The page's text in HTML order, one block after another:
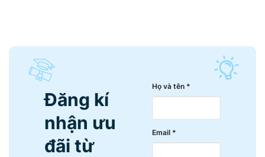
Đăng kí
nhận ưu
đãi từ
Họ và tên *
Email *